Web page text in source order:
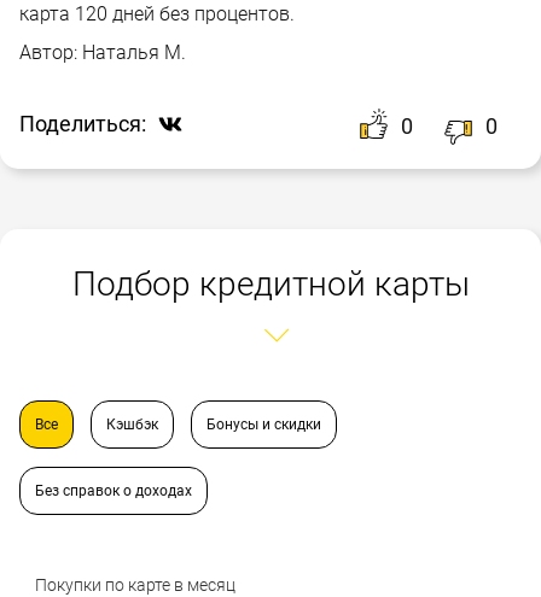
карта 120 дней без процентов.
Автор: Наталья М.
Поделиться: 0 0
Подбор кредитной карты
Все Кэшбэк Бонусы и скидки
Без справок о доходах
Покупки по карте в месяц